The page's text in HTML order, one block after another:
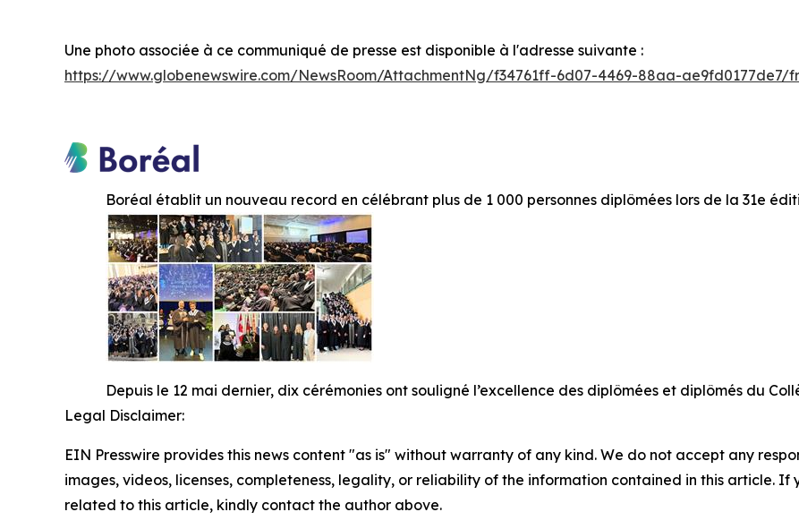
Une photo associée à ce communiqué de presse est disponible à l'adresse suivante :
https://www.globenewswire.com/NewsRoom/AttachmentNg/f34761ff-6d07-4469-88aa-ae9fd0177de7/fr
Boréal établit un nouveau record en célébrant plus de 1 000 personnes diplômées lors de la 31e
Depuis le 12 mai dernier, dix cérémonies ont souligné l’excellence des diplômées et diplômés du
Legal Disclaimer:
EIN Presswire provides this news content "as is" without warranty of any kind. We do not accept any
images, videos, licenses, completeness, legality, or reliability of the information contained in this article. If
related to this article, kindly contact the author above.